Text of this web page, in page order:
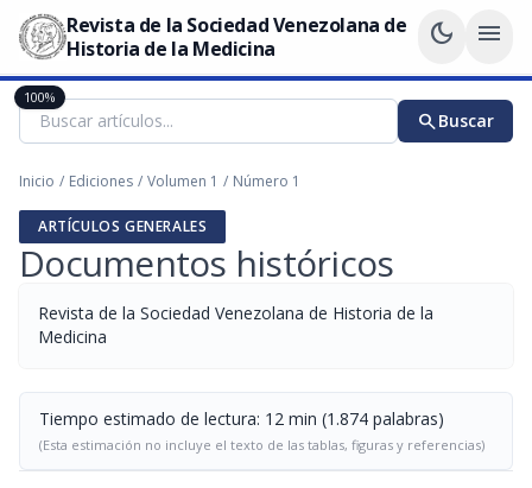
Revista de la Sociedad Venezolana de
Historia de la Medicina
dark_mode menu
searchBuscar
Inicio / Ediciones / Volumen 1 / Número 1
ARTÍCULOS GENERALES
Documentos históricos
Revista de la Sociedad Venezolana de Historia de la
Medicina
Tiempo estimado de lectura: 12 min (1.874 palabras)
(Esta estimación no incluye el texto de las tablas, figuras y referencias)
100%